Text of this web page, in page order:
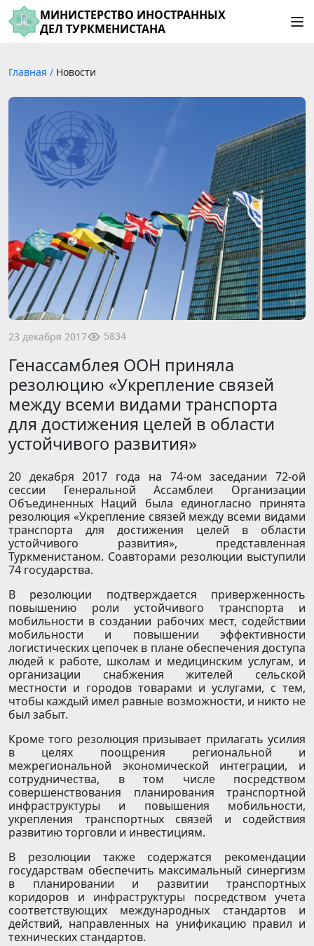
МИНИСТЕРСТВО ИНОСТРАННЫХ
ДЕЛ ТУРКМЕНИСТАНА
Главная / Новости
23 декабря 2017 5834
Генассамблея ООН приняла
резолюцию «Укрепление связей
между всеми видами транспорта
для достижения целей в области
устойчивого развития»
20 декабря 2017 года на 74-ом заседании 72-ой
сессии Генеральной Ассамблеи Организации
Объединенных Наций была единогласно принята
резолюция «Укрепление связей между всеми видами
транспорта для достижения целей в области
устойчивого развития», представленная
Туркменистаном. Соавторами резолюции выступили
74 государства.
В резолюции подтверждается приверженность
повышению роли устойчивого транспорта и
мобильности в создании рабочих мест, содействии
мобильности и повышении эффективности
логистических цепочек в плане обеспечения доступа
людей к работе, школам и медицинским услугам, и
организации снабжения жителей сельской
местности и городов товарами и услугами, с тем,
чтобы каждый имел равные возможности, и никто не
был забыт.
Кроме того резолюция призывает прилагать усилия
в целях поощрения региональной и
межрегиональной экономической интеграции, и
сотрудничества, в том числе посредством
совершенствования планирования транспортной
инфраструктуры и повышения мобильности,
укрепления транспортных связей и содействия
развитию торговли и инвестициям.
В резолюции также содержатся рекомендации
государствам обеспечить максимальный синергизм
в планировании и развитии транспортных
коридоров и инфраструктуры посредством учета
соответствующих международных стандартов и
действий, направленных на унификацию правил и
технических стандартов.